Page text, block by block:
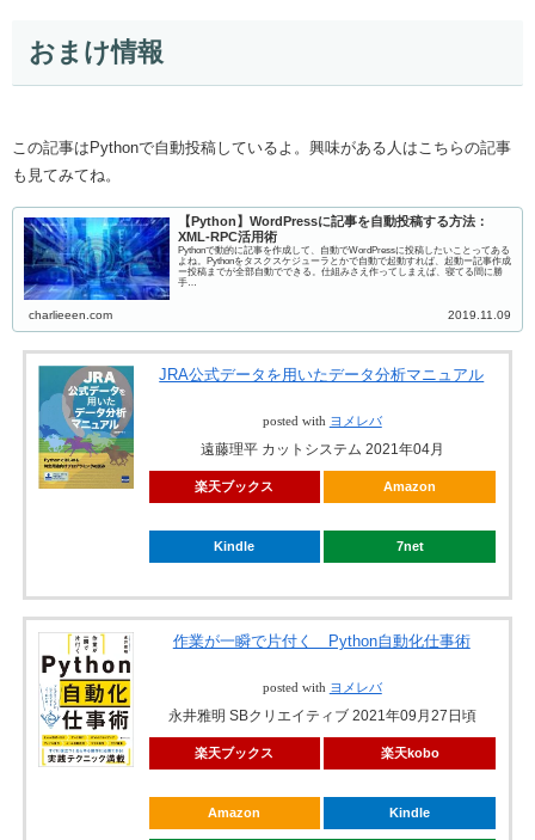
おまけ情報
この記事はPythonで自動投稿しているよ。興味がある人はこちらの記事
も見てみてね。
【Python】WordPressに記事を自動投稿する方法：
XML-RPC活用術
Pythonで動的に記事を作成して、自動でWordPressに投稿したいことってある
よね。Pythonをタスクスケジューラとかで自動で起動すれば、起動ー記事作成
ー投稿までが全部自動でできる。仕組みさえ作ってしまえば、寝てる間に勝
手…
charlieeen.com 2019.11.09
JRA公式データを用いたデータ分析マニュアル
posted with ヨメレバ
遠藤理平 カットシステム 2021年04月
楽天ブックス Amazon
Kindle 7net
作業が一瞬で片付く Python自動化仕事術
posted with ヨメレバ
永井雅明 SBクリエイティブ 2021年09月27日頃
楽天ブックス 楽天kobo
Amazon Kindle